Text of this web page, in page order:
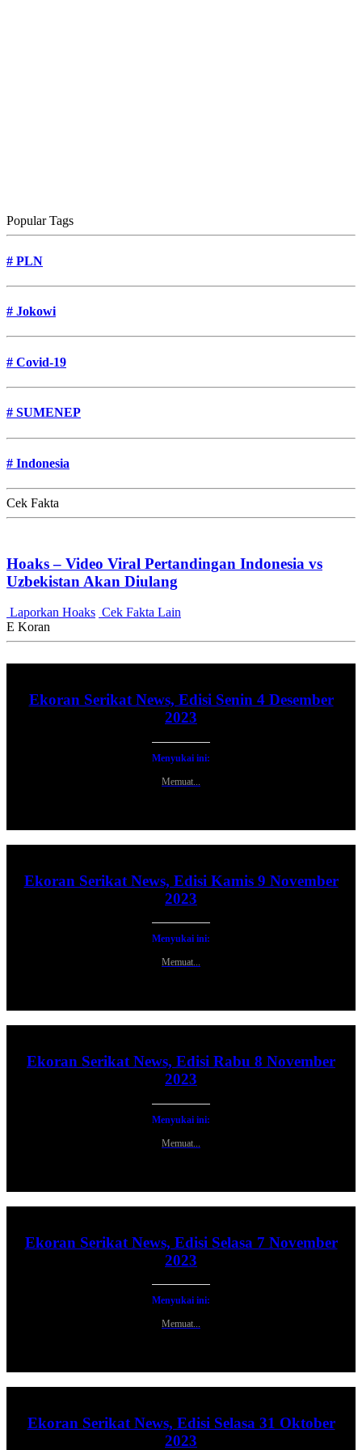
Popular Tags
# PLN
# Jokowi
# Covid-19
# SUMENEP
# Indonesia
Cek Fakta
Hoaks – Video Viral Pertandingan Indonesia vs
Uzbekistan Akan Diulang
Laporkan Hoaks Cek Fakta Lain
E Koran
Ekoran Serikat News, Edisi Senin 4 Desember
2023
Menyukai ini:
Memuat...
Ekoran Serikat News, Edisi Kamis 9 November
2023
Menyukai ini:
Memuat...
Ekoran Serikat News, Edisi Rabu 8 November
2023
Menyukai ini:
Memuat...
Ekoran Serikat News, Edisi Selasa 7 November
2023
Menyukai ini:
Memuat...
Ekoran Serikat News, Edisi Selasa 31 Oktober
2023